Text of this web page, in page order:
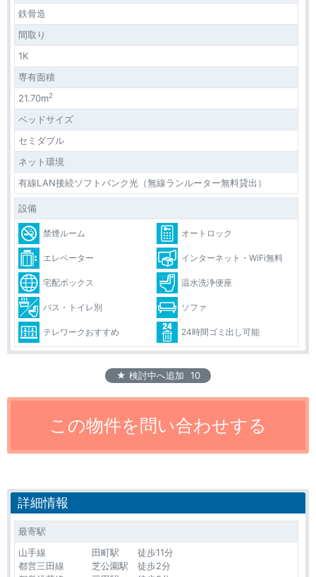
鉄骨造
間取り
1K
専有面積
21.70m2
ベッドサイズ
セミダブル
ネット環境
有線LAN接続ソフトバンク光（無線ランルーター無料貸出）
設備
禁煙ルーム オートロック
エレベーター インターネット・WiFi無料
宅配ボックス 温水洗浄便座
バス・トイレ別 ソファ
テレワークおすすめ 24時間ゴミ出し可能
★ 検討中へ追加 10
詳細情報
最寄駅
山手線 田町駅 徒歩11分
都営三田線 芝公園駅 徒歩2分